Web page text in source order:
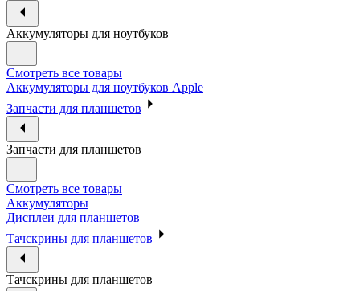
Аккумуляторы для ноутбуков
Смотреть все товары
Аккумуляторы для ноутбуков Apple
Запчасти для планшетов
Запчасти для планшетов
Смотреть все товары
Аккумуляторы
Дисплеи для планшетов
Тачскрины для планшетов
Тачскрины для планшетов